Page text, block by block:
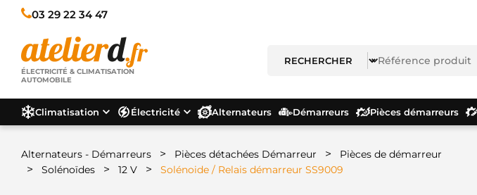
03 29 22 34 47
ÉLECTRICITÉ & CLIMATISATION
AUTOMOBILE
Climatisation Électricité Alternateurs Démarreurs Pièces démarreurs
Alternateurs - Démarreurs > Pièces détachées Démarreur > Pièces de démarreur
> Solénoïdes > 12 V > Solénoide / Relais démarreur SS9009